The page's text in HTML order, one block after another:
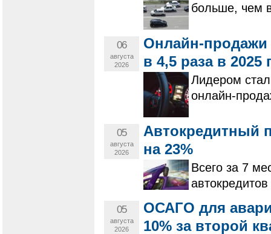
больше, чем
06
августа
2026
Онлайн-
в 4,5 раза в 2025
Лидером
онлайн-
05
августа
2026
Автокредитный
на 23%
Всего за 7
05
августа
2026
ОСАГО для
10% за второй